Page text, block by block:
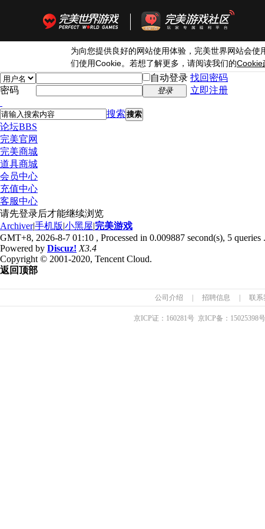
为向您提供良好的网站使用体验，完美世界网站会使
们使用Cookie。若想了解更多，请阅读我们的Cookie
自动登录 找回密码
密码
登录 立即注册
搜索 搜索
论坛BBS
完美官网
完美商城
道具商城
会员中心
充值中心
客服中心
请先登录后才能继续浏览
Archiver|手机版|小黑屋|完美游戏
GMT+8, 2026-8-7 01:10 , Processed in 0.009887 second(s), 5 queries .
Powered by Discuz! X3.4
Copyright © 2001-2020, Tencent Cloud.
返回顶部
公司介绍 招聘信息 联系
京ICP证： 160281号 京ICP备： 15025398